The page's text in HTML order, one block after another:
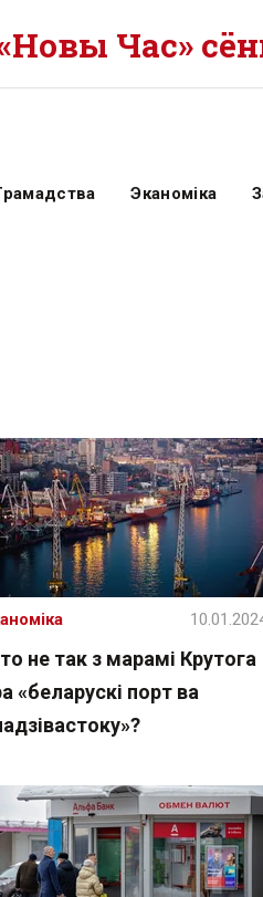
Час»
Эканоміка
не так з марамі Крутога
«беларускі порт ва